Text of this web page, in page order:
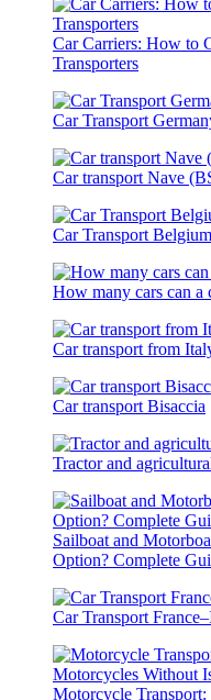
Car Carriers: How to
Transporters
Car Transport
Car transport Nave
Car Transport
How many cars can a
Car transport from
Car transport Bisaccia
Tractor and
Sailboat and
Option? Complete
Car Transport
Motorcycle